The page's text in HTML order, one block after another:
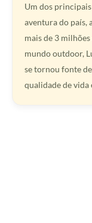
Um dos
aventura do país,
mais de 3
mundo outdoor,
se tornou fonte
qualidade de vida